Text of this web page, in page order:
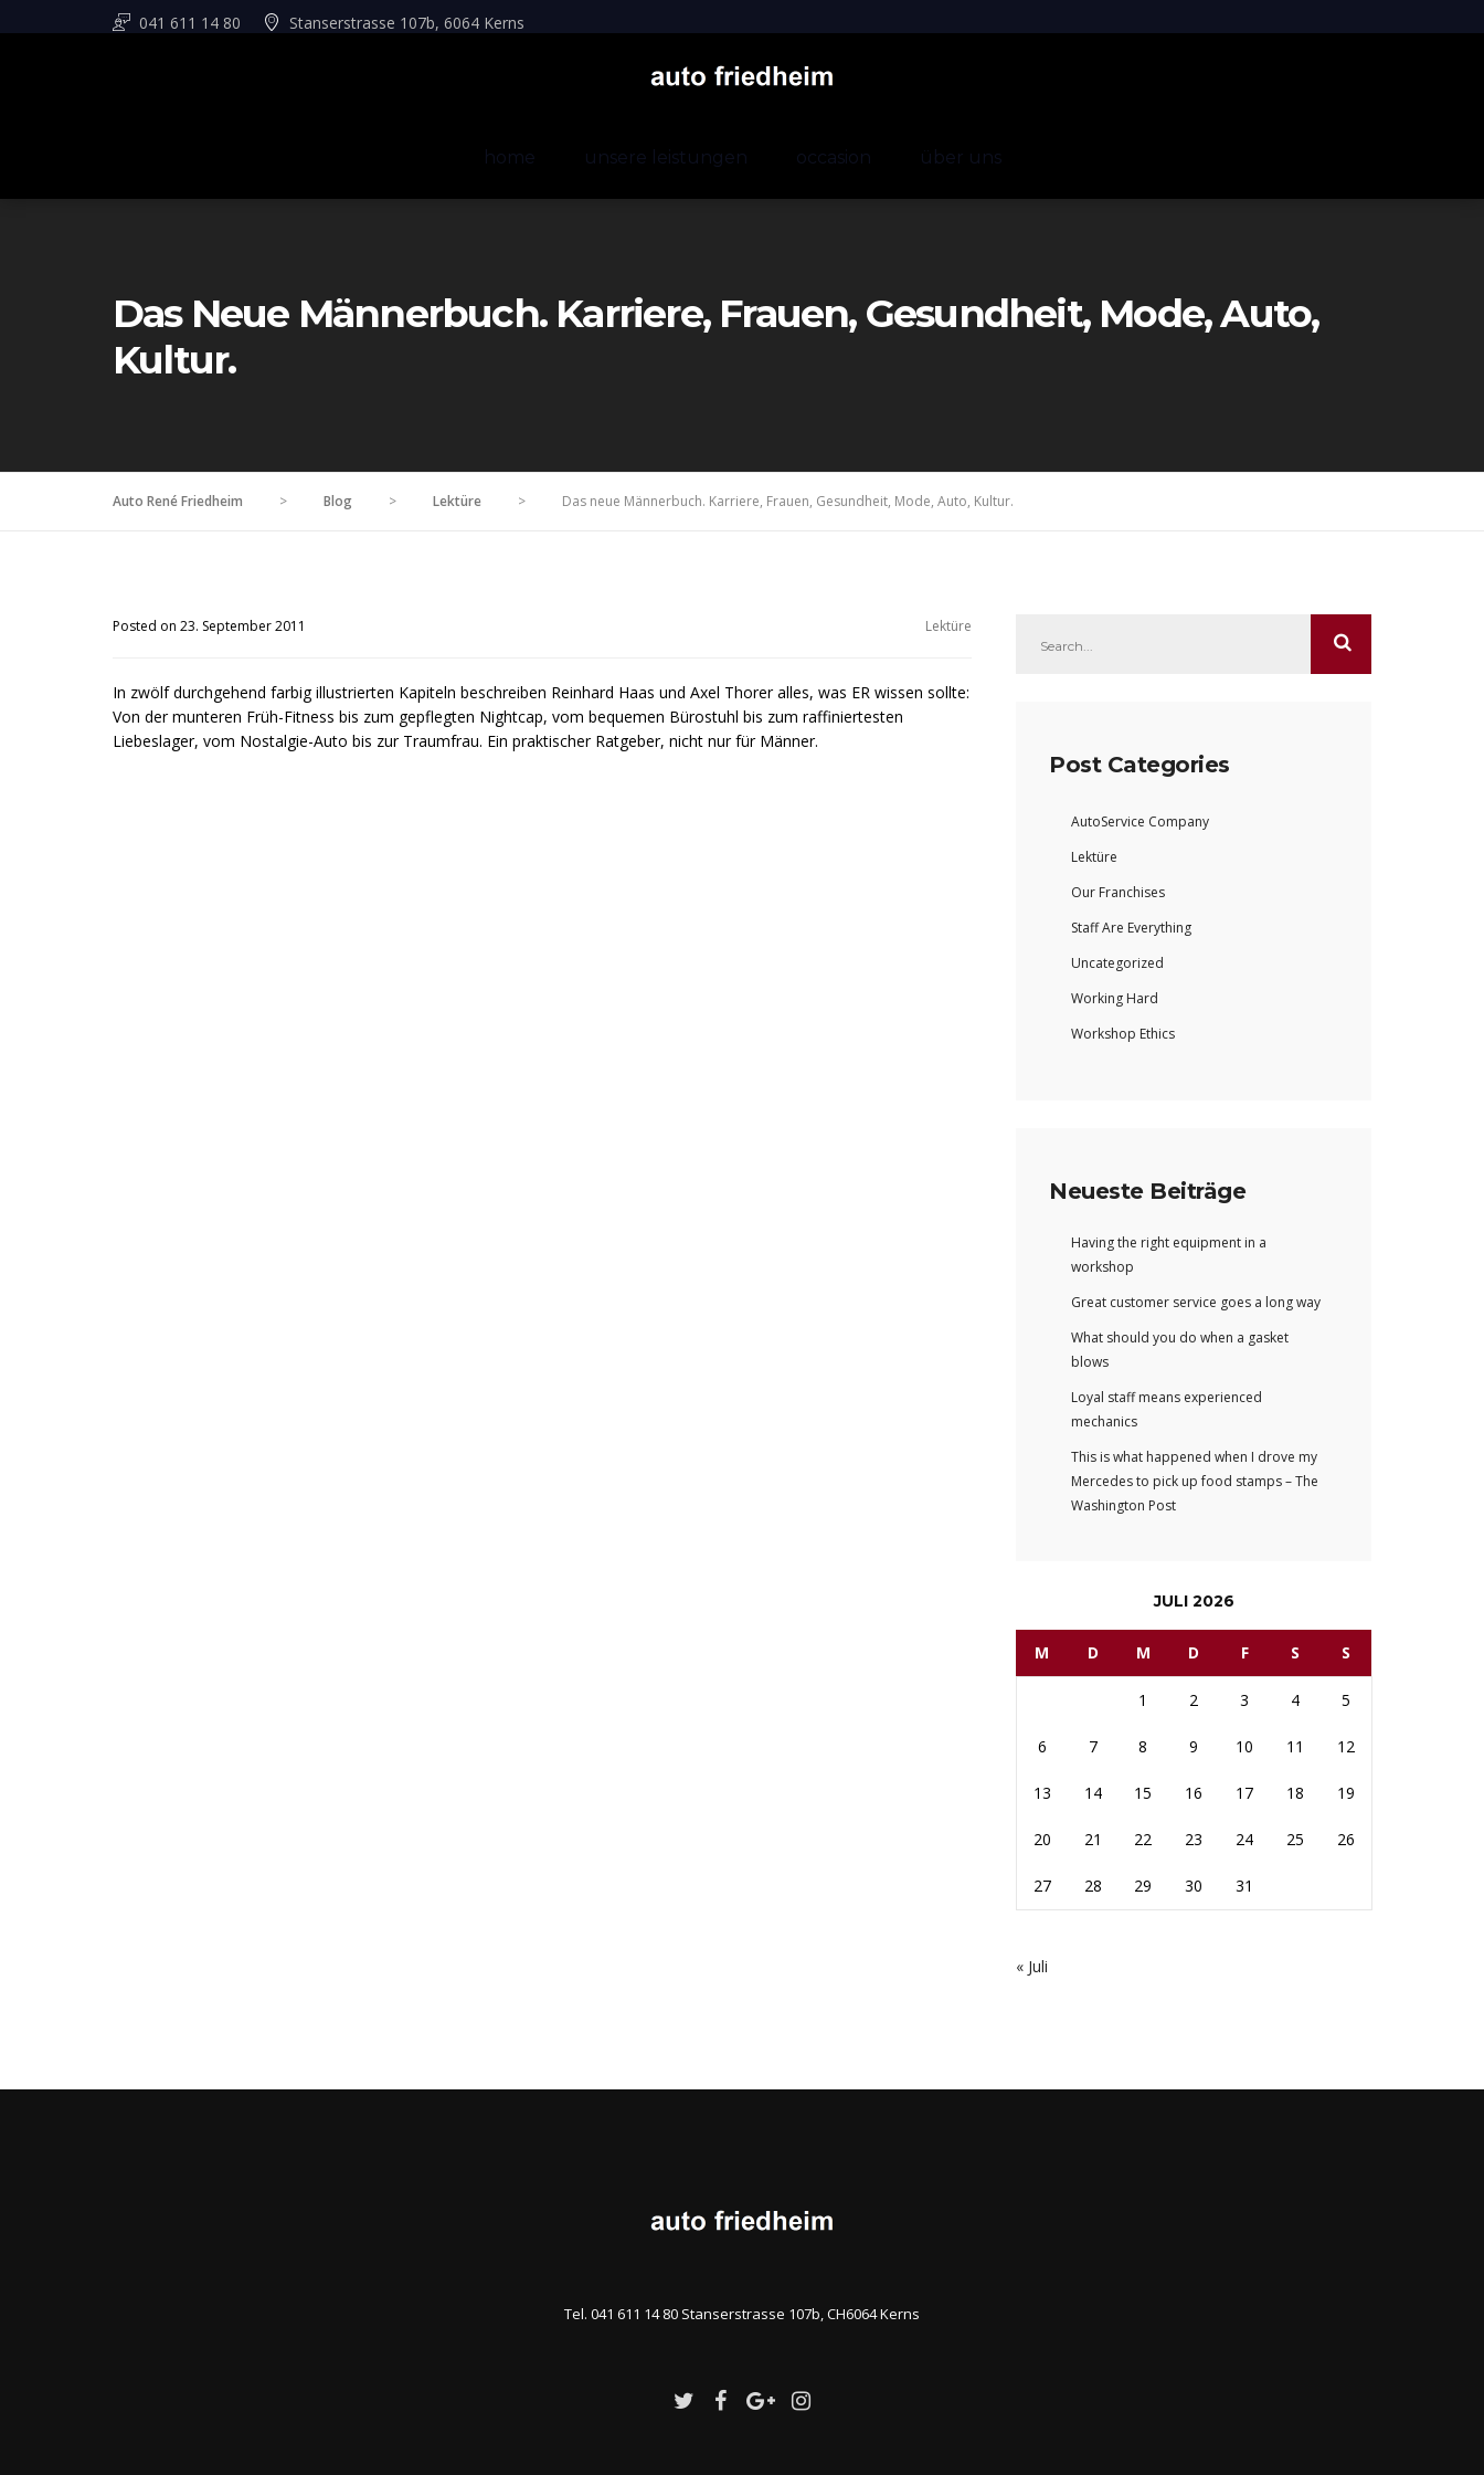
041 611 14 80 Stanserstrasse 107b, 6064 Kerns
home unsere leistungen occasion über uns
Das Neue Männerbuch. Karriere, Frauen, Gesundheit, Mode, Auto,
Kultur.
Auto René Friedheim > Blog > Lektüre > Das neue Männerbuch. Karriere, Frauen, Gesundheit, Mode, Auto, Kultur.
Posted on 23. September 2011 Lektüre
In zwölf durchgehend farbig illustrierten Kapiteln beschreiben Reinhard Haas und Axel Thorer alles, was ER wissen sollte:
Von der munteren Früh-Fitness bis zum gepflegten Nightcap, vom bequemen Bürostuhl bis zum raffiniertesten
Liebeslager, vom Nostalgie-Auto bis zur Traumfrau. Ein praktischer Ratgeber, nicht nur für Männer.
Post Categories
AutoService Company
Lektüre
Our Franchises
Staff Are Everything
Uncategorized
Working Hard
Workshop Ethics
Neueste Beiträge
Having the right equipment in a
workshop
Great customer service goes a long way
What should you do when a gasket
blows
Loyal staff means experienced
mechanics
This is what happened when I drove my
Mercedes to pick up food stamps – The
Washington Post
JULI 2026
M D M D F S S
1 2 3 4 5
6 7 8 9 10 11 12
13 14 15 16 17 18 19
20 21 22 23 24 25 26
27 28 29 30 31
« Juli
Tel. 041 611 14 80 Stanserstrasse 107b, CH6064 Kerns